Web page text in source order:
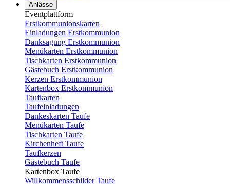
Anlässe
Eventplattform
Erstkommunionskarten
Einladungen Erstkommunion
Danksagung Erstkommunion
Menükarten Erstkommunion
Tischkarten Erstkommunion
Gästebuch Erstkommunion
Kerzen Erstkommunion
Kartenbox Erstkommunion
Taufkarten
Taufeinladungen
Dankeskarten Taufe
Menükarten Taufe
Tischkarten Taufe
Kirchenheft Taufe
Taufkerzen
Gästebuch Taufe
Kartenbox Taufe
Willkommensschilder Taufe